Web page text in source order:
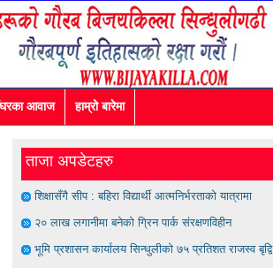
आवाज हाम्रो बारेमा
ताजा अपडेटहरु
शिक्षासँगै सीप : बहिरा विद्यार्थी आत्मनिर्भरताको यात्रामा
२० लाख लगानीमा बनेको ग्रिन पार्क संरक्षणविहीन
भूमि प्रशासन कार्यालय सिन्धुलीको ७५ प्रतिशत राजस्व बृद्वि